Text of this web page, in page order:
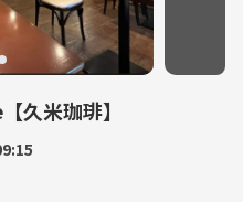
久米珈琲】